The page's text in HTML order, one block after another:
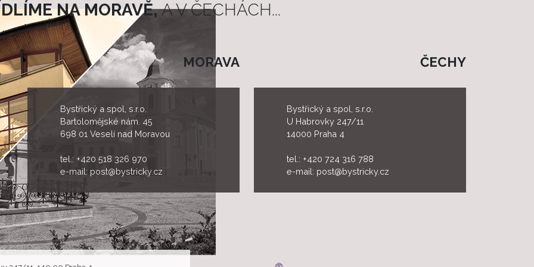
NA MORAVĚ,A V ČECHÁCH...
MORAVA
Bystřický a spol, s.r.o.
Bartolomějské nám. 45
698 01 Veselí nad Moravou
tel.: +420 518 326 970
e-mail: post@bystricky.cz
ČECHY
Bystřický a spol, s.r.o.
U Habrovky 247/11
14000 Praha 4
tel.: +420 724 316 788
e-mail: post@bystricky.cz